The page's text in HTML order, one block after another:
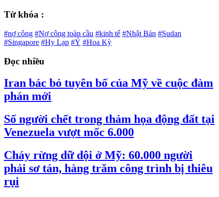
Từ khóa :
#nợ công #Nợ công toàn cầu #kinh tế #Nhật Bản #Sudan
#Singapore #Hy Lạp #Ý #Hoa Kỳ
Đọc nhiều
Iran bác bỏ tuyên bố của Mỹ về cuộc đàm
phán mới
Số người chết trong thảm họa động đất tại
Venezuela vượt mốc 6.000
Cháy rừng dữ dội ở Mỹ: 60.000 người
phải sơ tán, hàng trăm công trình bị thiêu
rụi